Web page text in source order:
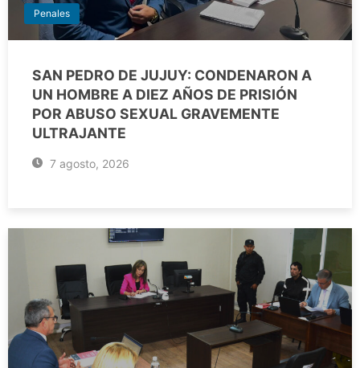
Penales
SAN PEDRO DE JUJUY: CONDENARON A
UN HOMBRE A DIEZ AÑOS DE PRISIÓN
POR ABUSO SEXUAL GRAVEMENTE
ULTRAJANTE
7 agosto, 2026